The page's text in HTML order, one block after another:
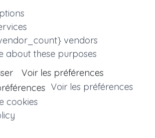
vendors
about these purposes
Voir les préférences
Voir les préférences
cookies